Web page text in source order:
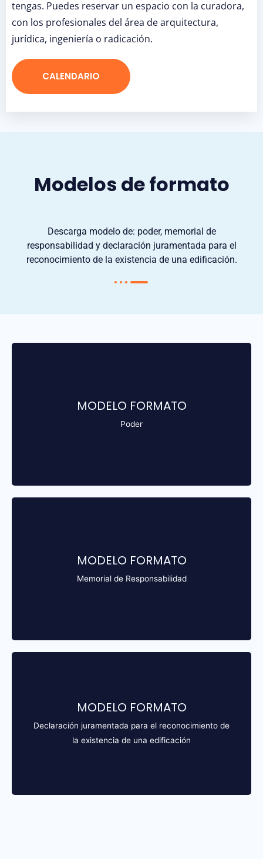
tengas. Puedes reservar un espacio con la curadora,
con los profesionales del área de arquitectura,
jurídica, ingeniería o radicación.
CALENDARIO
Modelos de formato
Descarga modelo de: poder, memorial de
responsabilidad y declaración juramentada para el
reconocimiento de la existencia de una edificación.
MODELO FORMATO
Poder
Descargar
MODELO FORMATO
Memorial de Responsabilidad
Descargar
MODELO FORMATO
Declaración juramentada para el reconocimiento de
la existencia de una edificación
Descargar